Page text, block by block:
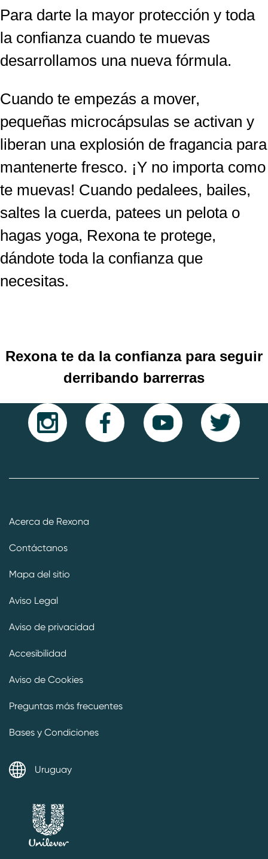
Para darte la mayor protección y toda
la confianza cuando te muevas
desarrollamos una nueva fórmula.
Cuando te empezás a mover,
pequeñas microcápsulas se activan y
liberan una explosión de fragancia para
mantenerte fresco. ¡Y no importa como
te muevas! Cuando pedalees, bailes,
saltes la cuerda, patees un pelota o
hagas yoga, Rexona te protege,
dándote toda la confianza que
necesitas.
Rexona te da la confianza para seguir
derribando barrerras
Acerca de Rexona
Contáctanos
Mapa del sitio
Aviso Legal
Aviso de privacidad
Accesibilidad
Aviso de Cookies
Preguntas más frecuentes
Bases y Condiciones
Uruguay